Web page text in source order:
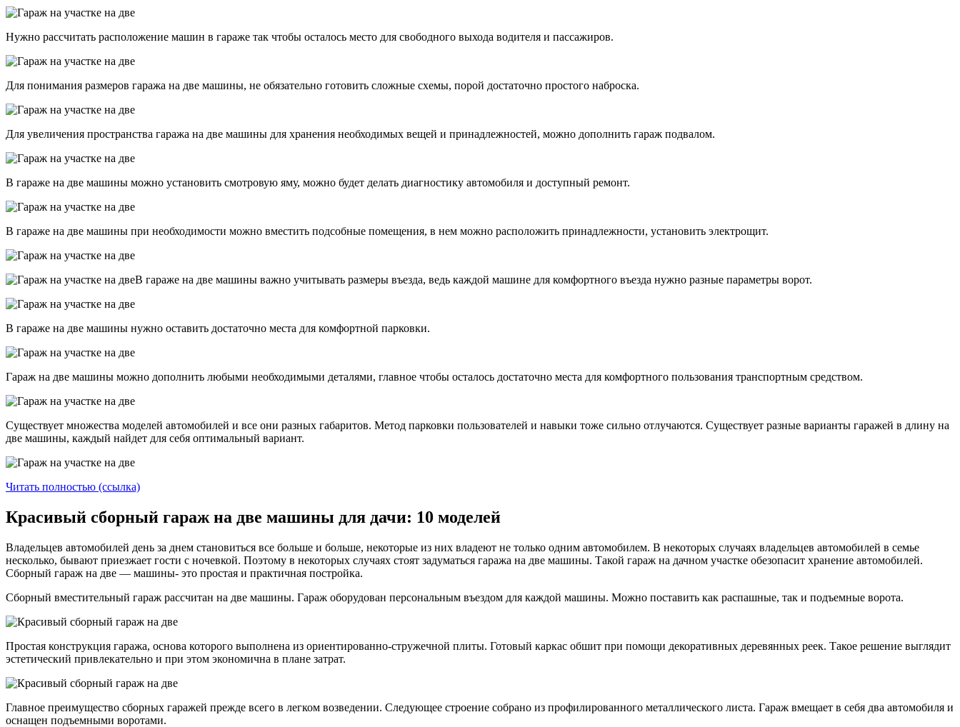
Нужно рассчитать расположение машин в гараже так чтобы осталось место для свободного выхода водителя и пассажиров.
Для понимания размеров гаража на две машины, не обязательно готовить сложные схемы, порой достаточно простого наброска.
Для увеличения пространства гаража на две машины для хранения необходимых вещей и принадлежностей, можно дополнить гараж подвалом.
В гараже на две машины можно установить смотровую яму, можно будет делать диагностику автомобиля и доступный ремонт.
В гараже на две машины при необходимости можно вместить подсобные помещения, в нем можно расположить принадлежности, установить электрощит.
В гараже на две машины важно учитывать размеры въезда, ведь каждой машине для комфортного въезда нужно разные параметры ворот.
В гараже на две машины нужно оставить достаточно места для комфортной парковки.
Гараж на две машины можно дополнить любыми необходимыми деталями, главное чтобы осталось достаточно места для комфортного пользования транспортным средством.
Существует множества моделей автомобилей и все они разных габаритов. Метод парковки пользователей и навыки тоже сильно отлучаются. Существует разные варианты гаражей в длину на
две машины, каждый найдет для себя оптимальный вариант.
Читать полностью (ссылка)
Красивый сборный гараж на две машины для дачи: 10 моделей
Владельцев автомобилей день за днем становиться все больше и больше, некоторые из них владеют не только одним автомобилем. В некоторых случаях владельцев автомобилей в семье
несколько, бывают приезжает гости с ночевкой. Поэтому в некоторых случаях стоят задуматься гаража на две машины. Такой гараж на дачном участке обезопасит хранение автомобилей.
Сборный гараж на две — машины- это простая и практичная постройка.
Сборный вместительный гараж рассчитан на две машины. Гараж оборудован персональным въездом для каждой машины. Можно поставить как распашные, так и подъемные ворота.
Простая конструкция гаража, основа которого выполнена из ориентированно-стружечной плиты. Готовый каркас обшит при помощи декоративных деревянных реек. Такое решение выглядит
эстетический привлекательно и при этом экономична в плане затрат.
Главное преимущество сборных гаражей прежде всего в легком возведении. Следующее строение собрано из профилированного металлического листа. Гараж вмещает в себя два автомобиля и
оснащен подъемными воротами.